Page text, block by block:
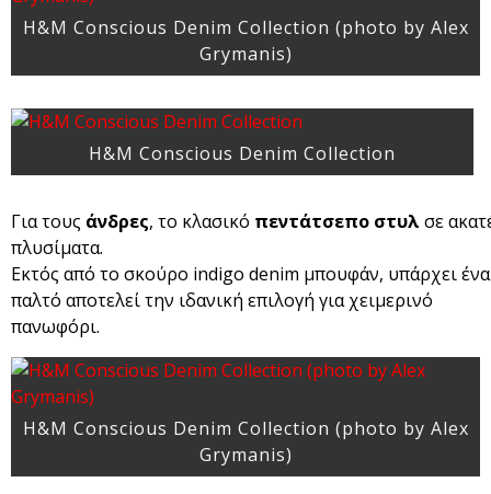
H&M Conscious Denim Collection (photo by Alex
Grymanis)
H&M Conscious Denim Collection
Για τους άνδρες, το κλασικό πεντάτσεπο στυλ σε
πλυσίματα.
Εκτός από το σκούρο indigo denim μπουφάν, υπάρχει ένα
παλτό αποτελεί την ιδανική επιλογή για χειμερινό
πανωφόρι.
H&M Conscious Denim Collection (photo by Alex
Grymanis)